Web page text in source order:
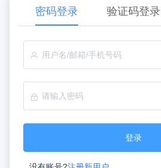
密码登录 验证码登录
登录